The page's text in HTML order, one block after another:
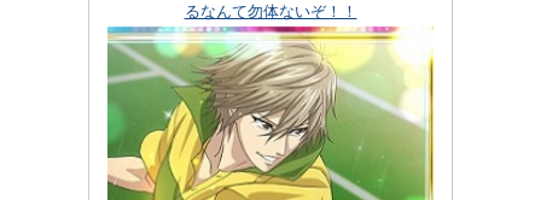
るなんて勿体ないぞ！！